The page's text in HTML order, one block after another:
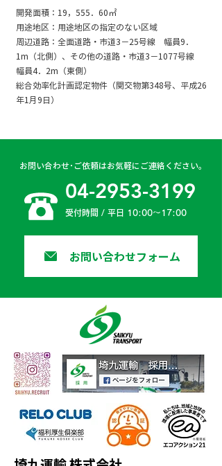
開発面積：19，555．60㎡
用途地区：用途地区の指定のない区域
周辺道路：全面道路・市道3－25号線 幅員9．
1m（北側）、その他の道路・市道3－1077号線
幅員4．2m（東側）
総合効率化計画認定物件（関交物第348号、平成26
年1月9日）
お問い合わせ･ご依頼はお気軽にご連絡ください。
04-2953-3199
受付時間 / 平日 10:00〜17:00
お問い合わせフォーム